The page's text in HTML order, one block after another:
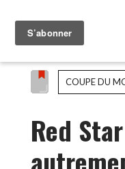
COUPE DU
Red